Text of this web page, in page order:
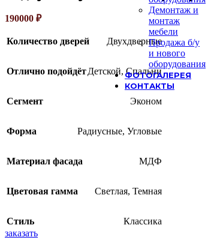
Демонтаж и
монтаж
мебели
Продажа б/у
и нового
оборудования
ФОТОГАЛЕРЕЯ
КОНТАКТЫ
190000 ₽
Количество дверей Двухдверные
Отлично подойдётДетской,Спальни
Сегмент Эконом
Форма Радиусные, Угловые
Материал фасада МДФ
Цветовая гамма Светлая, Темная
Стиль
Классика
заказать